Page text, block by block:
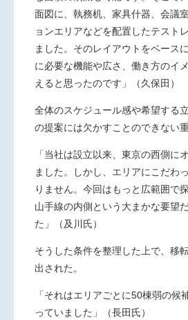
面図に、執務机、家具什器、会議
ョンエリアなどを配置したテスト
ました。そのレイアウトをベース
に必要な機能や広さ、働き方のイ
えると思ったのです」（久保田）
全体のスケジュール感や希望する
の提案には欠かすことのできない
「当社は設立以来、東京の西側に
ました。しかし、エリアにこだわ
りません。今回はもっと広範囲で
山手線の内側という大まかな要望
た」（及川氏）
そうした条件を整理した上で、移
出された。
「それはエリアごとに50棟弱の候
っていました」（長田氏）